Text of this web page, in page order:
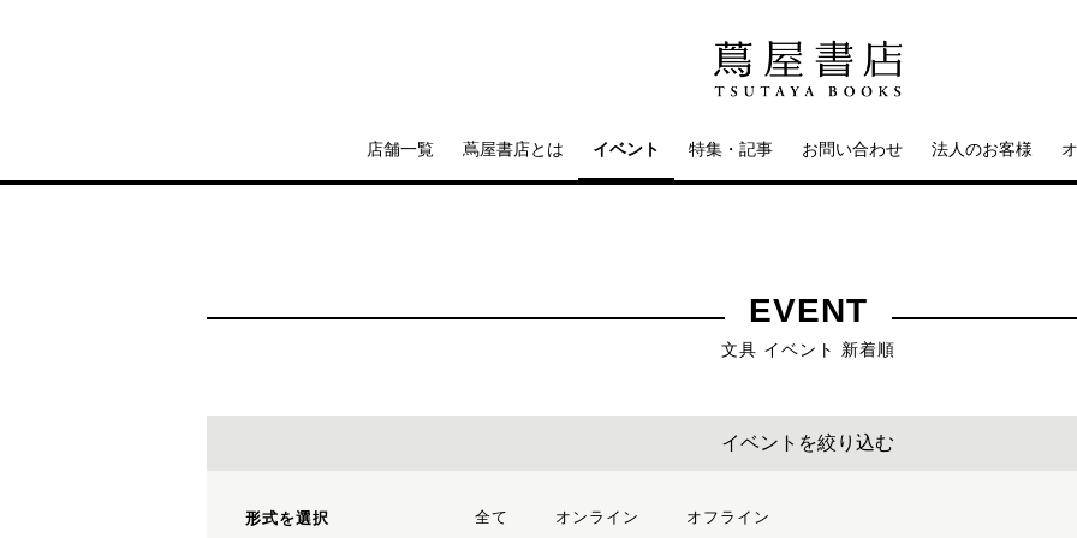
店舗一覧 蔦屋書店とは イベント 特集・記事 お問い合わせ 法人のお客様
EVENT
文具 イベント 新着順
イベントを絞り込む
形式を選択 全て オンライン オフライン